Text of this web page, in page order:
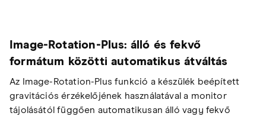
Image-Rotation-Plus: álló és fekvő
formátum közötti automatikus átváltás
Az Image-Rotation-Plus funkció a készülék beépített
gravitációs érzékelőjének használatával a monitor
tájolásától függően automatikusan álló vagy fekvő